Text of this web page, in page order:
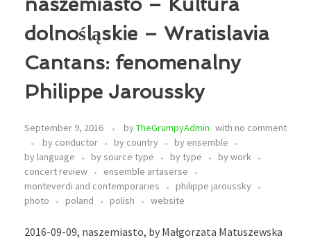
dolnośląskie – Wratislavia
Cantans: fenomenalny
Philippe Jaroussky
September 9, 2016 byTheGrumpyAdmin with no comment
by conductor
by country
by ensemble
by language
by source type by type
by work
concert review
ensemble artaserse
monteverdi and contemporaries
philippe jaroussky
photo
poland polish website
2016-09-09, naszemiasto, by Małgorzata Matuszewska